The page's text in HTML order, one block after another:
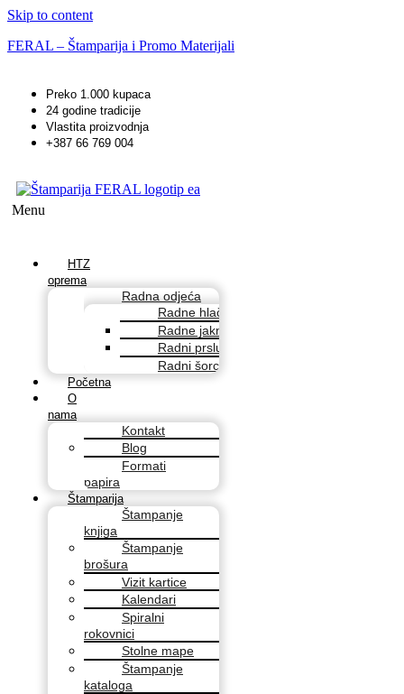
Skip to content
FERAL – Štamparija i Promo Materijali
Preko 1.000 kupaca
24 godine tradicije
Vlastita proizvodnja
+387 66 769 004
Menu
HTZ
oprema
Radna odjeća
Radne hlače
Radne jakne
Radni prsluci
Radni šorcevi
Početna
O
nama
Kontakt
Blog
Formati
papira
Štamparija
Štampanje
knjiga
Štampanje
brošura
Vizit kartice
Kalendari
Spiralni
rokovnici
Stolne mape
Štampanje
kataloga